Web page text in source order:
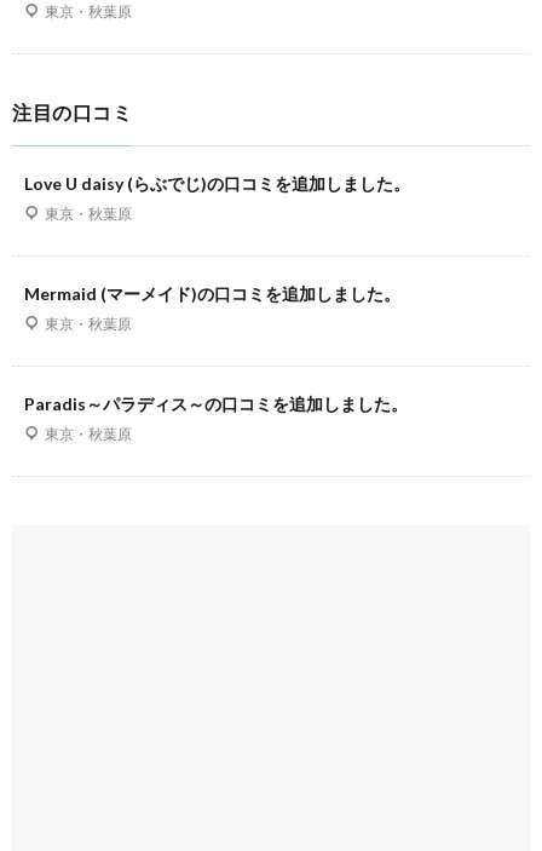
東京・秋葉原
注目の口コミ
Love U daisy (らぶでじ)の口コミを追加しました。
東京・秋葉原
Mermaid (マーメイド)の口コミを追加しました。
東京・秋葉原
Paradis～パラディス～の口コミを追加しました。
東京・秋葉原